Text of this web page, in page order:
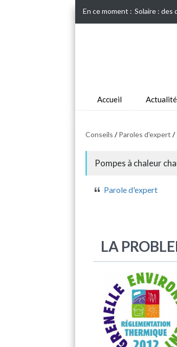
En ce moment : Solaire :
Accueil
Conseils /Paroles d'expert /
Pompes à chaleur
Parole d'expert
LA